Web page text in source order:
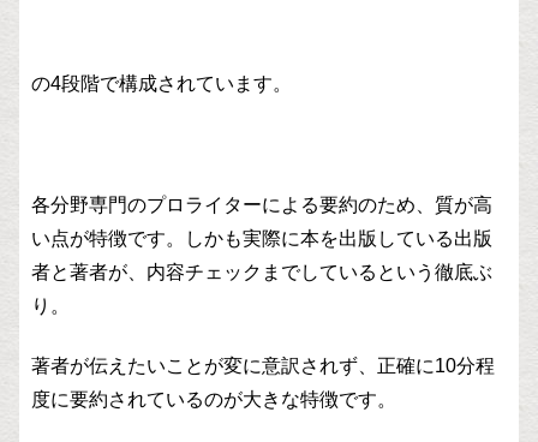
の4段階で構成されています。
各分野専門のプロライターによる要約のため、質が高
い点が特徴です。しかも実際に本を出版している出版
者と著者が、内容チェックまでしているという徹底ぶ
り。
著者が伝えたいことが変に意訳されず、正確に10分程
度に要約されているのが大きな特徴です。